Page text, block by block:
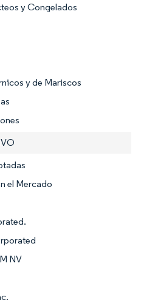
y Congelados
y de Mariscos
el Mercado
NV